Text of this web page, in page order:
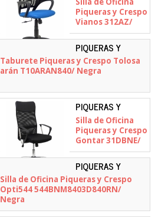
Piqueras y Crespo
Vianos 312AZ/
Azul
PIQUERAS Y
CRESPO -
T10ARAN840
Taburete Piqueras y Crespo Tolosa
arán T10ARAN840/ Negra
PIQUERAS Y
CRESPO - 31DBNE
Silla de Oficina
Piqueras y Crespo
Gontar 31DBNE/
Negra
PIQUERAS Y
CRESPO -
544BNM8403D840RN
Silla de Oficina Piqueras y Crespo
Opti544 544BNM8403D840RN/
Negra